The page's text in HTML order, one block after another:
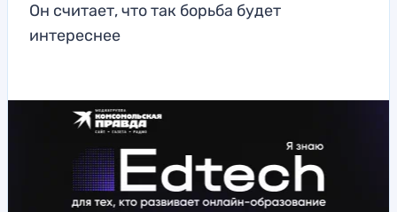
Он считает, что так борьба будет
интереснее